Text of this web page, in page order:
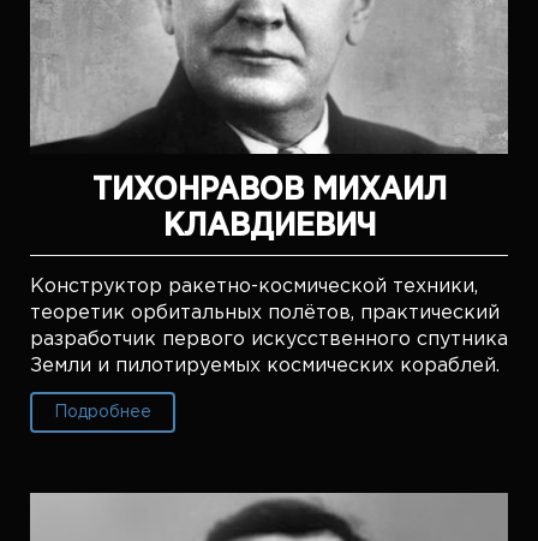
ТИХОНРАВОВ МИХАИЛ
КЛАВДИЕВИЧ
Конструктор ракетно-космической техники,
теоретик орбитальных полётов, практический
разработчик первого искусственного спутника
Земли и пилотируемых космических кораблей.
Подробнее